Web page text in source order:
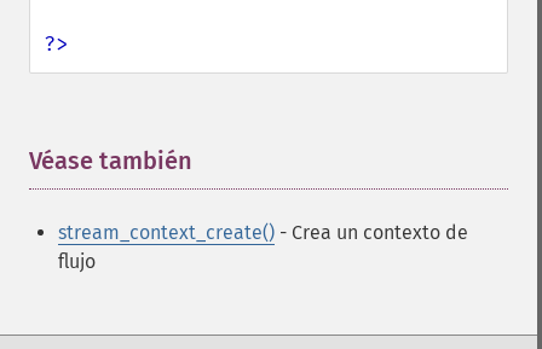
?>
Véase también
stream_context_create() - Crea un contexto de
flujo